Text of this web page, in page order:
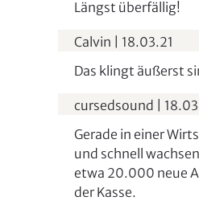
Längst überfällig!
Calvin
18.03.21
Das klingt äußerst
cursedsound
Gerade in einer
und schnell
etwa 20.000 neue
der Kasse.